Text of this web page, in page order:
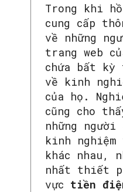
Trong khi
cung cấp
về những
trang web
chứa bất kỳ
về kinh
của họ.
cũng cho
những
kinh
khác nhau,
nhất thiết
vực tiền